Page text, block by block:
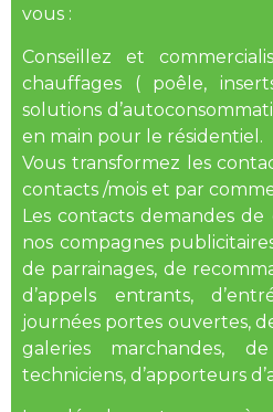
vous :
Conseillez et
chauffages ( poêle,
solutions
en main pour le résidentiel.
Vous transformez les
contacts /mois et par
Les contacts demandes
nos compagnes
de parrainages, de
d’appels entrants,
journées portes ouvertes,
galeries marchandes,
techniciens, d’apporteurs